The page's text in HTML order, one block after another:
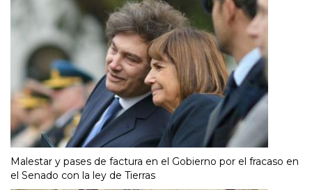
Malestar y pases de factura en el Gobierno por el fracaso en
el Senado con la ley de Tierras